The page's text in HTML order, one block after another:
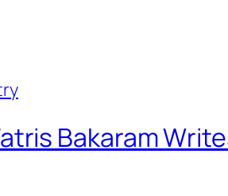
Bakaram